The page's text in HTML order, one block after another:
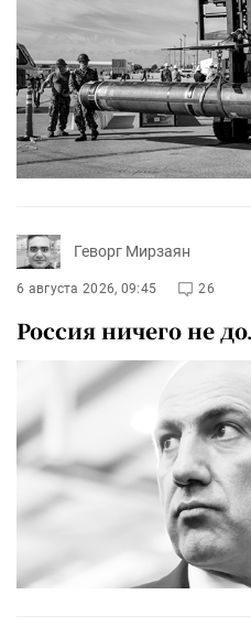
Геворг Мирзаян
6 августа 2026, 09:45 26
Россия ничего не